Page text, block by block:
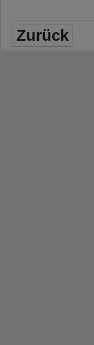
Zurück